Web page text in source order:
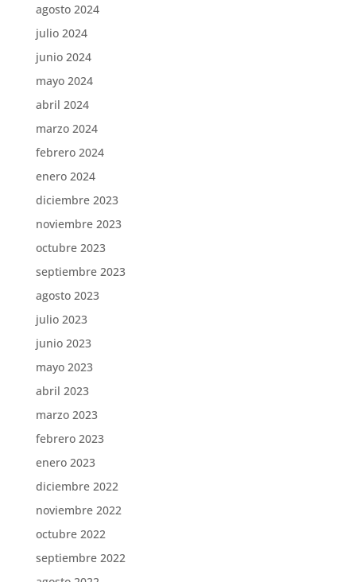
agosto 2024
julio 2024
junio 2024
mayo 2024
abril 2024
marzo 2024
febrero 2024
enero 2024
diciembre 2023
noviembre 2023
octubre 2023
septiembre 2023
agosto 2023
julio 2023
junio 2023
mayo 2023
abril 2023
marzo 2023
febrero 2023
enero 2023
diciembre 2022
noviembre 2022
octubre 2022
septiembre 2022